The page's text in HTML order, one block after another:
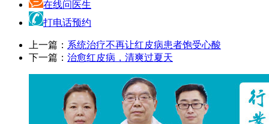
在线问医生
打电话预约
上一篇： 系统治疗不再让红皮病患者饱受心酸
下一篇： 治愈红皮病，清爽过夏天